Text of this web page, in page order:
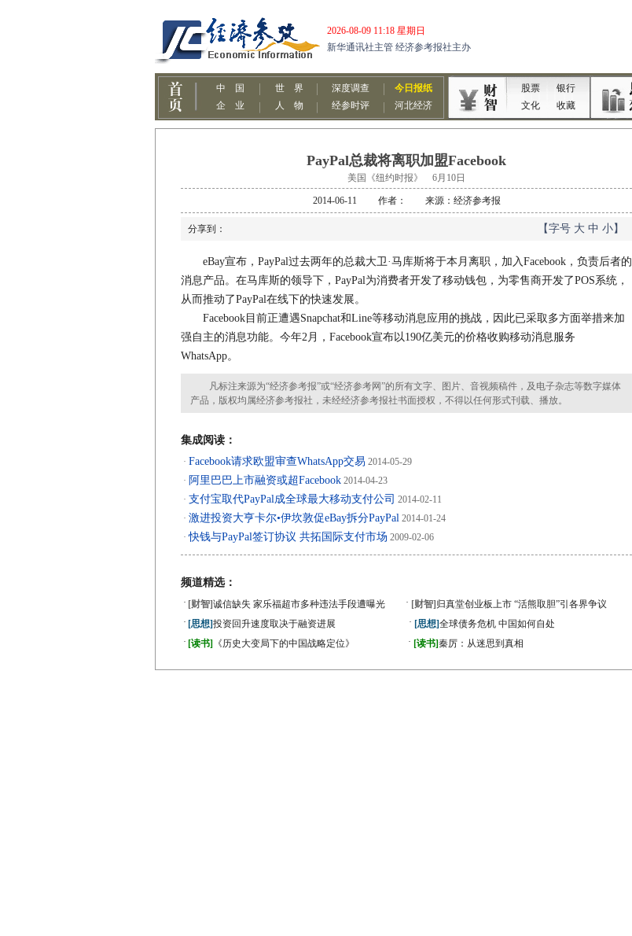
PayPal总裁将离职加盟Facebook
美国《纽约时报》 6月10日
2014-06-11 作者： 来源：经济参考报
分享到： 【字号 大 中 小】
eBay宣布，PayPal过去两年的总裁大卫·马库斯将于本月离职，加入Facebook，负责后者的
消息产品。在马库斯的领导下，PayPal为消费者开发了移动钱包，为零售商开发了POS系统，
从而推动了PayPal在线下的快速发展。
Facebook目前正遭遇Snapchat和Line等移动消息应用的挑战，因此已采取多方面举措来加
强自主的消息功能。今年2月，Facebook宣布以190亿美元的价格收购移动消息服务
WhatsApp。
凡标注来源为“经济参考报”或“经济参考网”的所有文字、图片、音视频稿件，及电子杂志等数字媒体
产品，版权均属经济参考报社，未经经济参考报社书面授权，不得以任何形式刊载、播放。
集成阅读：
· Facebook请求欧盟审查WhatsApp交易 2014-05-29
· 阿里巴巴上市融资或超Facebook 2014-04-23
· 支付宝取代PayPal成全球最大移动支付公司 2014-02-11
· 激进投资大亨卡尔•伊坎敦促eBay拆分PayPal 2014-01-24
· 快钱与PayPal签订协议 共拓国际支付市场 2009-02-06
频道精选：
· [财智]诚信缺失 家乐福超市多种违法手段遭曝光 · [财智] 归真堂创业板上市 “活熊取胆”引各界争议
· [思想]投资回升速度取决于融资进展 · [思想]全球债务危机 中国如何自处
· [读书] 《历史大变局下的中国战略定位》 · [读书]秦厉：从迷思到真相